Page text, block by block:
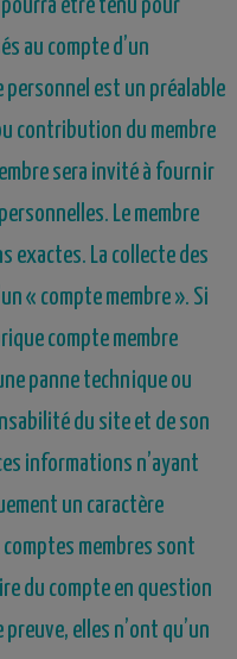
être tenu pour
au compte d’un
personnel est un préalable
contribution du membre
sera invité à fournir
Le membre
exactes. La collecte des
« compte membre ». Si
compte membre
panne technique ou
du site et de son
informations n’ayant
un caractère
membres sont
du compte en question
elles n’ont qu’un